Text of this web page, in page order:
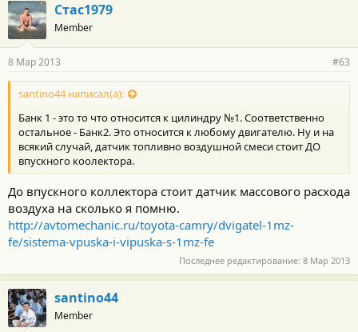
Стас1979
Member
8 Мар 2013 #63
santino44 написал(а):
Банк 1 - это то что относится к цилиндру №1. Соответственно
остальное - Банк2. Это относится к любому двигателю. Ну и на
всякий случай, датчик топливно воздушной смеси стоит ДО
впускного коолектора.
До впускного коллектора стоит датчик массового расхода
воздуха на сколько я помню.
http://avtomechanic.ru/toyota-camry/dvigatel-1mz-
fe/sistema-vpuska-i-vipuska-s-1mz-fe
Последнее редактирование: 8 Мар 2013
santino44
Member